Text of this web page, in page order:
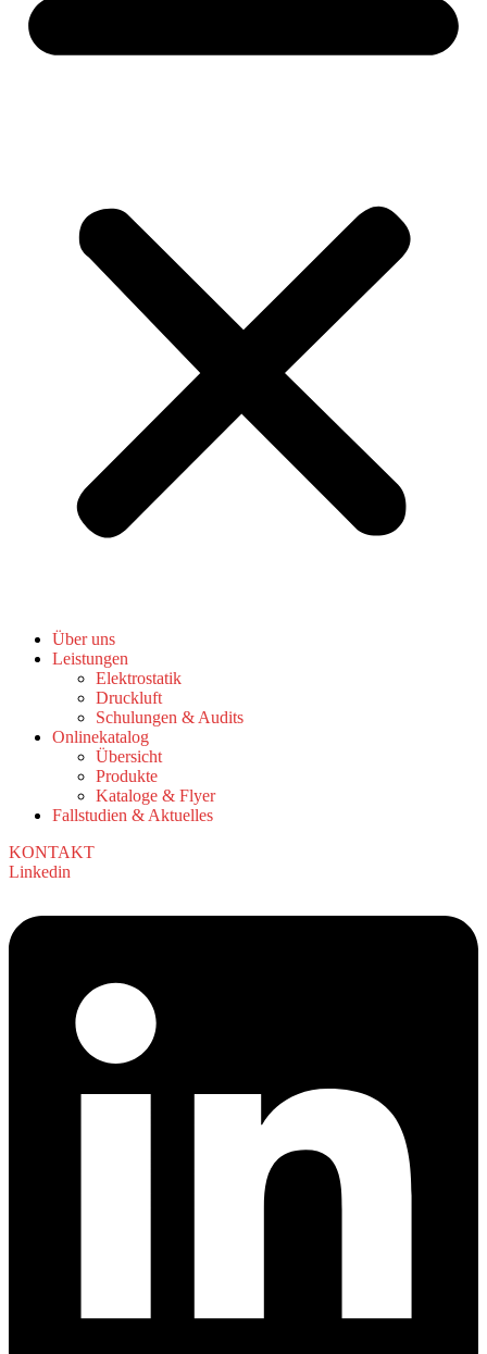
Über uns
Leistungen
Elektrostatik
Druckluft
Schulungen & Audits
Onlinekatalog
Übersicht
Produkte
Kataloge & Flyer
Fallstudien & Aktuelles
KONTAKT
Linkedin